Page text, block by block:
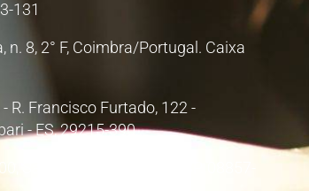
131
n. 8, 2° F, Coimbra/Portugal. Caixa
R. Francisco Furtado, 122 -
- ES, 29215-390
Sala 1. Poá, São Paulo/SP. 08857-